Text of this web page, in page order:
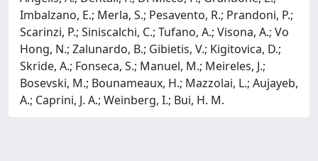
Imbalzano, E.; Merla, S.; Pesavento, R.; Prandoni, P.;
Scarinzi, P.; Siniscalchi, C.; Tufano, A.; Visona, A.; Vo
Hong, N.; Zalunardo, B.; Gibietis, V.; Kigitovica, D.;
Skride, A.; Fonseca, S.; Manuel, M.; Meireles, J.;
Bosevski, M.; Bounameaux, H.; Mazzolai, L.; Aujayeb,
A.; Caprini, J. A.; Weinberg, I.; Bui, H. M.